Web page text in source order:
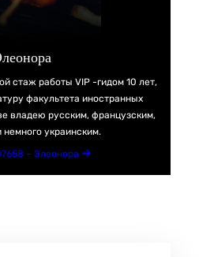
стаж работы VIP -гидом 10 лет,
факультета иностранных
владею русским, французским,
немного украинским.
– Элеонора